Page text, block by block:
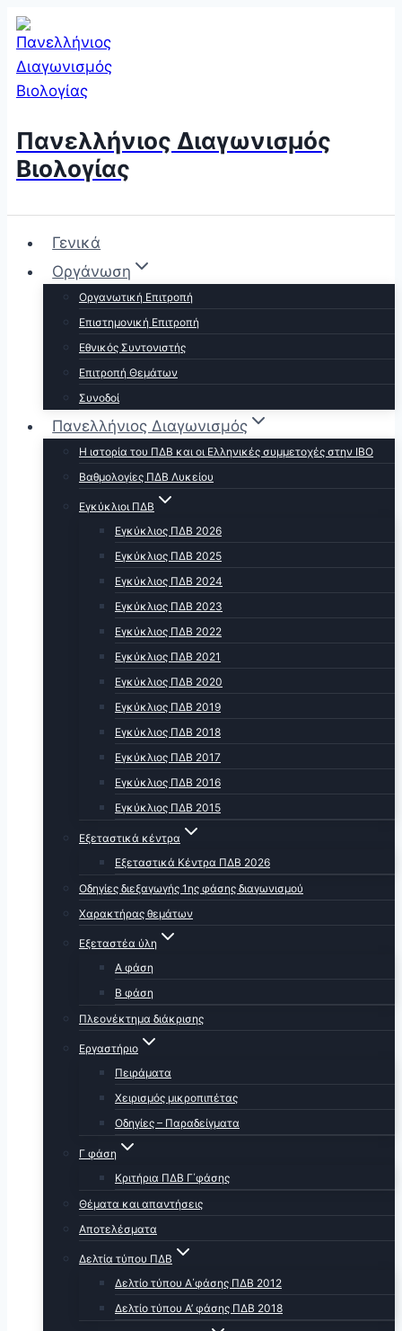
Skip
to
content
Πανελλήνιος Διαγωνισμός
Βιολογίας
Γενικά
Οργάνωση
Οργανωτική Επιτροπή
Επιστημονική Επιτροπή
Εθνικός Συντονιστής
Επιτροπή Θεμάτων
Συνοδοί
Πανελλήνιος Διαγωνισμός
Η ιστορία του ΠΔΒ και οι Ελληνικές συμμετοχές στην ΙΒΟ
Βαθμολογίες ΠΔΒ Λυκείου
Εγκύκλιοι ΠΔΒ
Εγκύκλιος ΠΔΒ 2026
Εγκύκλιος ΠΔΒ 2025
Εγκύκλιος ΠΔΒ 2024
Εγκύκλιος ΠΔΒ 2023
Εγκύκλιος ΠΔΒ 2022
Εγκύκλιος ΠΔΒ 2021
Εγκύκλιος ΠΔΒ 2020
Εγκύκλιος ΠΔΒ 2019
Εγκύκλιος ΠΔΒ 2018
Εγκύκλιος ΠΔΒ 2017
Εγκύκλιος ΠΔΒ 2016
Εγκύκλιος ΠΔΒ 2015
Εξεταστικά κέντρα
Εξεταστικά Κέντρα ΠΔΒ 2026
Οδηγίες διεξαγωγής 1ης φάσης διαγωνισμού
Χαρακτήρας θεμάτων
Εξεταστέα ύλη
Α φάση
Β φάση
Πλεονέκτημα διάκρισης
Εργαστήριο
Πειράματα
Χειρισμός μικροπιπέτας
Οδηγίες – Παραδείγματα
Γ φάση
Κριτήρια ΠΔΒ Γ΄φάσης
Θέματα και απαντήσεις
Αποτελέσματα
Δελτία τύπου ΠΔΒ
Δελτίο τύπου Α΄φάσης ΠΔΒ 2012
Δελτίο τύπου Α’ φάσης ΠΔΒ 2018